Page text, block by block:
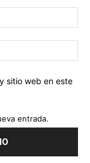
sitio web en este
entrada.